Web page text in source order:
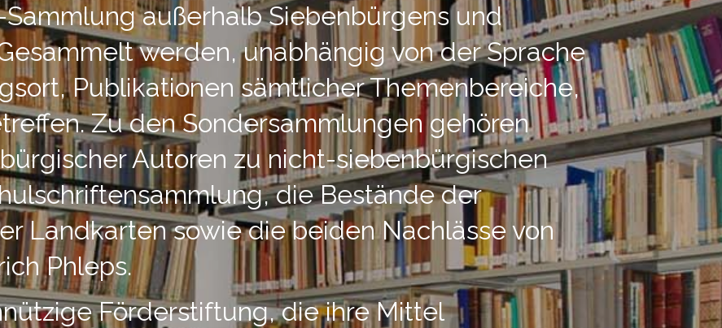
außerhalb Siebenbürgens und
werden, unabhängig von der Sprache
Publikationen sämtlicher Themenbereiche,
Zu den Sondersammlungen gehören
Autoren zu nicht-siebenbürgischen
die Bestände der
Landkarten sowie die beiden Nachlässe von
Phleps.
Förderstiftung, die ihre Mittel